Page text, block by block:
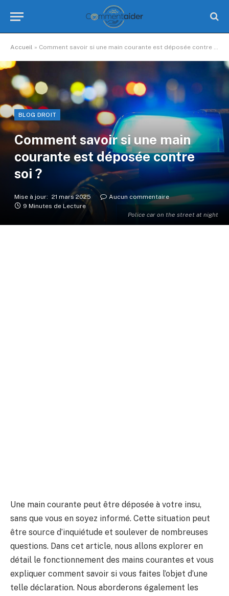
Accueil » Comment savoir si une main courante est déposée contre soi ?
Police car on the street at night
BLOG DROIT
Comment savoir si une main
courante est déposée contre
soi ?
Mise à jour: 21 mars 2025
Aucun commentaire
9 Minutes de Lecture
Une main courante peut être déposée à votre insu,
sans que vous en soyez informé. Cette situation peut
être source d’inquiétude et soulever de nombreuses
questions. Dans cet article, nous allons explorer en
détail le fonctionnement des mains courantes et vous
expliquer comment savoir si vous faites l’objet d’une
telle déclaration. Nous aborderons également les